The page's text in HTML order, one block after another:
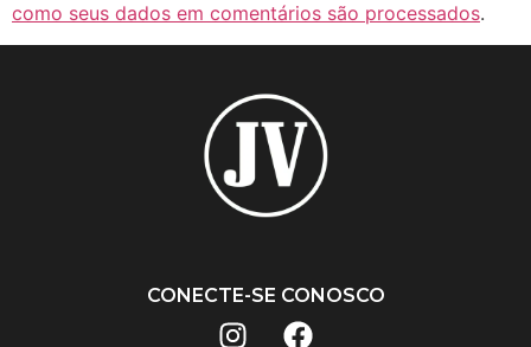
como seus dados em comentários são processados.
CONECTE-SE CONOSCO